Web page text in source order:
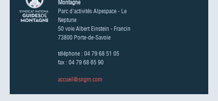
Montagne
Parc d'activités Alpespace - Le
Neptune
50 voie Albert Einstein - Francin
73800 Porte-de-Savoie
téléphone : 04 79 68 51 05
fax : 04 79 68 65 90
accueil@sngm.com